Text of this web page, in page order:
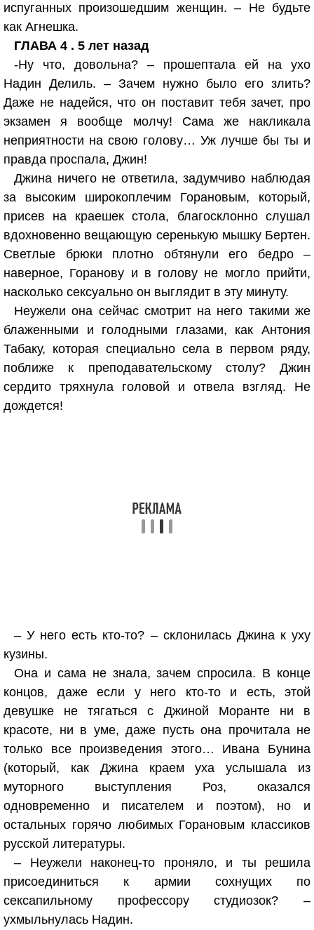
испуганных произошедшим женщин. – Не будьте
как Агнешка.
ГЛАВА 4 . 5 лет назад
-Ну что, довольна? – прошептала ей на ухо
Надин Делиль. – Зачем нужно было его злить?
Даже не надейся, что он поставит тебя зачет, про
экзамен я вообще молчу! Сама же накликала
неприятности на свою голову… Уж лучше бы ты и
правда проспала, Джин!
Джина ничего не ответила, задумчиво наблюдая
за высоким широкоплечим Горановым, который,
присев на краешек стола, благосклонно слушал
вдохновенно вещающую серенькую мышку Бертен.
Светлые брюки плотно обтянули его бедро –
наверное, Горанову и в голову не могло прийти,
насколько сексуально он выглядит в эту минуту.
Неужели она сейчас смотрит на него такими же
блаженными и голодными глазами, как Антония
Табаку, которая специально села в первом ряду,
поближе к преподавательскому столу? Джин
сердито тряхнула головой и отвела взгляд. Не
дождется!
– У него есть кто-то? – склонилась Джина к уху
кузины.
Она и сама не знала, зачем спросила. В конце
концов, даже если у него кто-то и есть, этой
девушке не тягаться с Джиной Моранте ни в
красоте, ни в уме, даже пусть она прочитала не
только все произведения этого… Ивана Бунина
(который, как Джина краем уха услышала из
муторного выступления Роз, оказался
одновременно и писателем и поэтом), но и
остальных горячо любимых Горановым классиков
русской литературы.
– Неужели наконец-то проняло, и ты решила
присоединиться к армии сохнущих по
сексапильному профессору студиозок? –
ухмыльнулась Надин.